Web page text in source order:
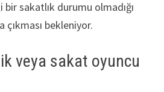
bir sakatlık durumu olmadığı
çıkması bekleniyor.
veya sakat oyuncu